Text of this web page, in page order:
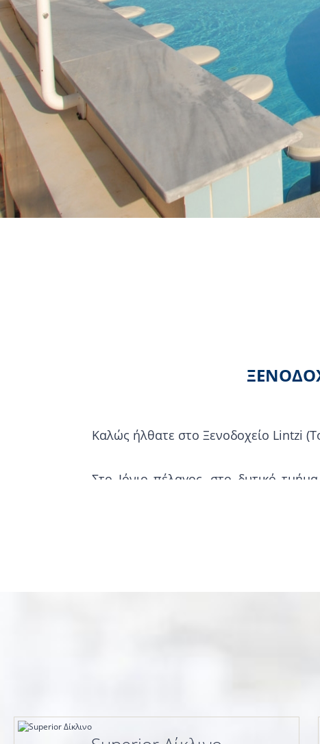
Καλώς ήλθατε στο Ξενοδοχείο Lintzi
Στο Ιόνιο πέλαγος, στο δυτικό
ο κόσμος αγαπάει από τα παλιά
βραβεύονται από την Ευρωπαϊκή
από την θάλασσα του Ιονίου,
Εμπιστευτείτε τις διακοπές σας
ευχάριστη διαμονή.